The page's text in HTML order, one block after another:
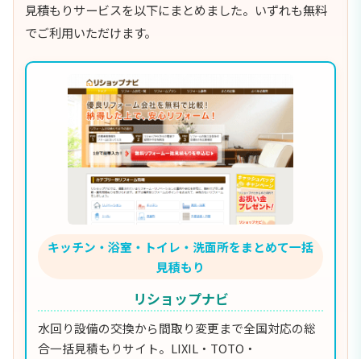
見積もりサービスを以下にまとめました。いずれも無料
でご利用いただけます。
キッチン・浴室・トイレ・洗面所をまとめて一括
見積もり
リショップナビ
水回り設備の交換から間取り変更まで全国対応の総
合一括見積もりサイト。LIXIL・TOTO・